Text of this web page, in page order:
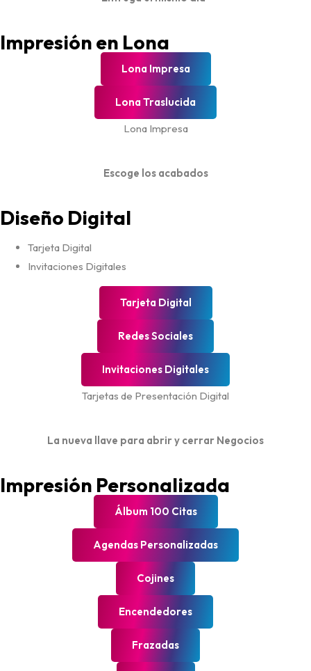
Impresión en Lona
Lona Impresa
Lona Traslucida
Lona Impresa
Escoge los acabados
Diseño Digital
Tarjeta Digital
Invitaciones Digitales
Tarjeta Digital
Redes Sociales
Invitaciones Digitales
Tarjetas de Presentación Digital
La nueva llave para abrir y cerrar Negocios
Impresión Personalizada
Álbum 100 Citas
Agendas Personalizadas
Cojines
Encendedores
Frazadas